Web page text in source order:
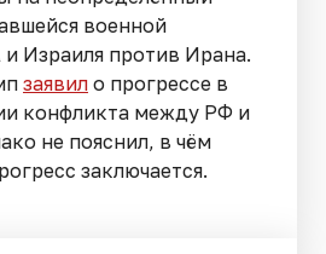
военной
Израиля против Ирана.
заявил о прогрессе в
конфликта между РФ и
не пояснил, в чём
заключается.